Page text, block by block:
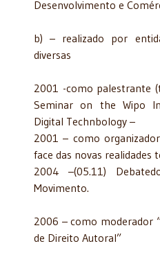
Desenvolvimento e
b) – realizado por
diversas
2001 -como palestrante
Seminar on the Wipo
Digital Technbology –
2001 – como
face das novas realidades
2004 –(05.11)
Movimento.
2006 – como moderador
de Direito Autoral”